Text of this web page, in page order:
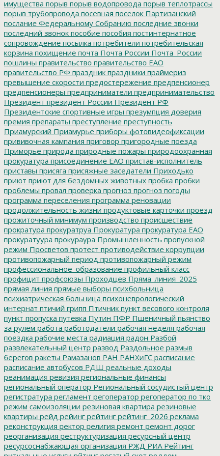
имущества порыв порыв водопровода порыв теплотрассы
порыв трубопровода посевная поселок Партизанский
послание Федеральному Собранию последние звонки
последний звонок пособие пособия постинтернатное
сопровождение посылка потребители потребительская
корзина похищение почта Почта России Почта_России
пошлины правительство правительство ЕАО
правительство РФ праздник праздники праймериз
превышение скорости предостережение предпенсионер
предпенсионеры предприниматели предпринимательство
Президент президент России Президент РФ
Президентские спортивные игры презумпция доверия
премия препараты преступление преступность
Приамурский Приамурье приборы фотовидеофиксации
прививочная кампания приговор пригородные поезда
Приморье природа природные пожары природоохранная
прокуратура присоединение ЕАО пристав-исполнитель
приставы присяга присяжные заседатели Приходько
приют приют для бездомных животных пробка пробки
проблемы провал проверка прогноз прогноз погоды
программа переселения программа реновации
продолжительность жизни продуктовые карточки проезд
прожиточный минимум производство происшествие
прократура прокуратруа Прокуратура прокуратура ЕАО
прокуратуура прокураура Промышленность пропускной
режим Просветов протест противодействие коррупции
противопожарный период противопожарный режим
профессиональное_образование профильный класс
профицит профсоюзы Проходцев Пряма_линия_2025
прямая линия прямые выборы психбольница
психиатрическая больница психоневрологический
интернат птичий грипп Птичник пункт весового контроля
пункт пропуска путевка Путин ПФР Пшеничный пьянство
за рулем работа работодатели рабочая неделя рабочая
поездка рабочие места радиация радон Разбой
развлекательный центр развод Раздольное размыв
берегов ракеты Рамазанов РАН РАНХиГС расписание
расписание автобусов РДШ реальные доходы
реанимация ревизия региональные финансы
региональный оператор Региональный сосудистый центр
регистратура регламент регоператор регоператор по тко
режим самоизоляции резиновая квартира резиновые
квартиры рейд рейинг рейтинг рейтинг_2026 реклама
реконструкция ректор религия ремонт ремонт дорог
реорганизация реструктуризация ресурсный центр
ресурсоснабжающая организация РЖД РИА Рейтинг